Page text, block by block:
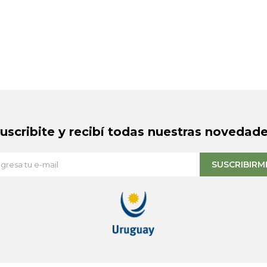
y recibí todas nuestras